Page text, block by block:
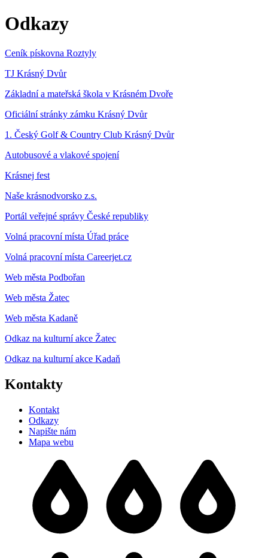
Odkazy
Ceník pískovna Roztyly
TJ Krásný Dvůr
Základní a mateřská škola v Krásném Dvoře
Oficiální stránky zámku Krásný Dvůr
1. Český Golf & Country Club Krásný Dvůr
Autobusové a vlakové spojení
Krásnej fest
Naše krásnodvorsko z.s.
Portál veřejné správy České republiky
Volná pracovní místa Úřad práce
Volná pracovní místa Careerjet.cz
Web města Podbořan
Web města Žatec
Web města Kadaně
Odkaz na kulturní akce Žatec
Odkaz na kulturní akce Kadaň
Kontakty
Kontakt
Odkazy
Napište nám
Mapa webu